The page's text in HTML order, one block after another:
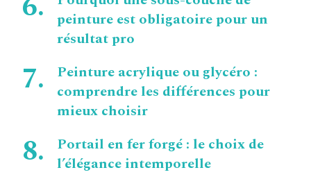
peinture est obligatoire pour un
résultat pro
Peinture acrylique ou glycéro :
comprendre les différences pour
mieux choisir
Portail en fer forgé : le choix de
l’élégance intemporelle